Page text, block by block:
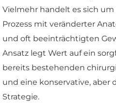
Vielmehr handelt es sich
Prozess mit veränderter
und oft beeinträchtigten
Ansatz legt Wert auf ein
bereits bestehenden
und eine konservative, aber
Strategie.